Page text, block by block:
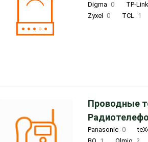
Digma 0 TP-Link
Zyxel
0 TCL 1
Проводные
Panasonic 0